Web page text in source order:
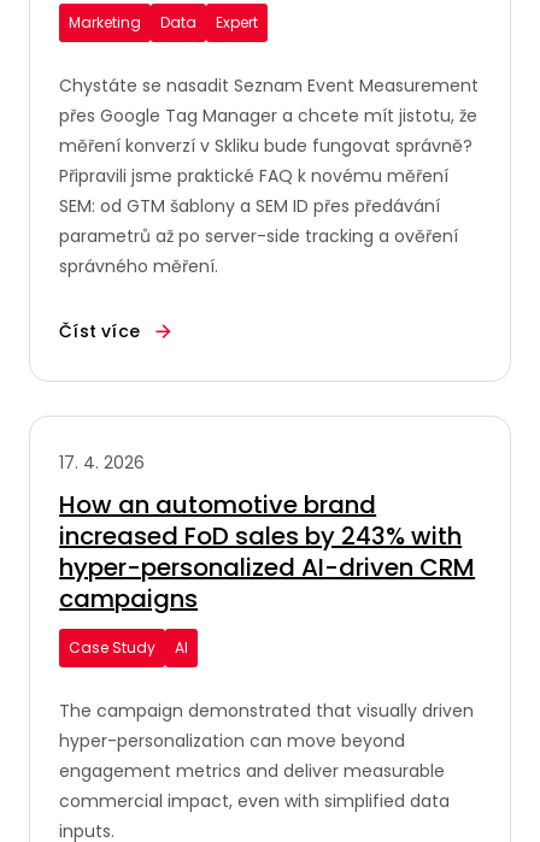
Marketing Data Expert
Chystáte se nasadit Seznam Event Measurement
přes Google Tag Manager a chcete mít jistotu, že
měření konverzí v Skliku bude fungovat správně?
Připravili jsme praktické FAQ k novému měření
SEM: od GTM šablony a SEM ID přes předávání
parametrů až po server-side tracking a ověření
správného měření.
Číst více
17. 4. 2026
How an automotive brand
increased FoD sales by 243% with
hyper-personalized AI-driven CRM
campaigns
Case Study AI
The campaign demonstrated that visually driven
hyper-personalization can move beyond
engagement metrics and deliver measurable
commercial impact, even with simplified data
inputs.